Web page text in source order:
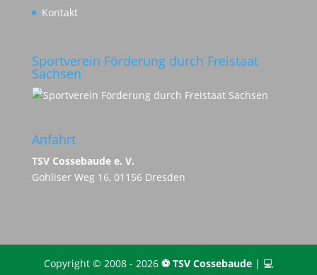
Kontakt
Sportverein Förderung durch Freistaat
Sachsen
Anfahrt
TSV Cossebaude e. V.
Gohliser Weg 16, 01156 Dresden
Copyright © 2008 - 2026 ⚽️ TSV Cossebaude| 💻